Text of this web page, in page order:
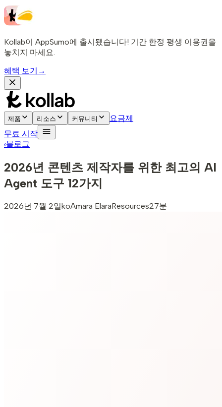
Kollab이 AppSumo에 출시됐습니다! 기간 한정 평생 이용권을
놓치지 마세요.
혜택 보기 →
제품 리소스 커뮤니티
요금제
무료 시작
‹블로그
2026년 콘텐츠 제작자를 위한 최고의 AI
Agent 도구 12가지
2026년 7월 2일koAmara ElaraResources27분